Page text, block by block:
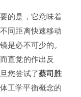
的是，它意味着
同距离快速移动
是必不可少的。
直觉的作出反
您尝试了蔡司胜
工学平衡概念的